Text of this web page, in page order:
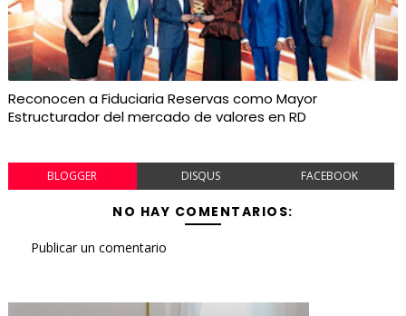
Reconocen a Fiduciaria Reservas como Mayor
Estructurador del mercado de valores en RD
BLOGGER DISQUS FACEBOOK
NO HAY COMENTARIOS:
Publicar un comentario